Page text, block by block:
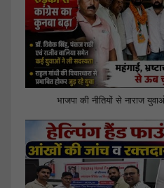
भाजपा की नीतियों से नाराज